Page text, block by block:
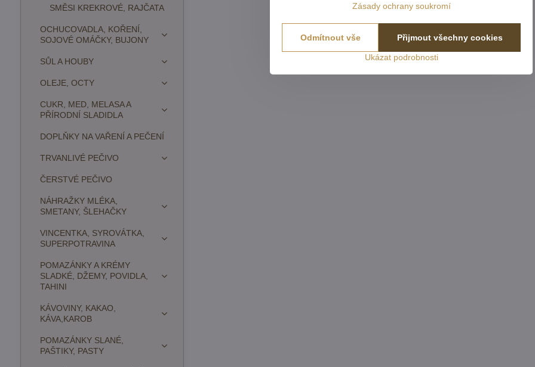
SMĚSI KREKROVÉ, RAJČATA
OCHUCOVADLA, KOŘENÍ,
SOJOVÉ OMÁČKY, BUJONY
SŮL A HOUBY
OLEJE, OCTY
CUKR, MED, MELASA A
PŘÍRODNÍ SLADIDLA
DOPLŇKY NA VAŘENÍ A PEČENÍ
TRVANLIVÉ PEČIVO
ČERSTVÉ PEČIVO
NÁHRAŽKY MLÉKA,
SMETANY, ŠLEHAČKY
VINCENTKA, SYROVÁTKA,
SUPERPOTRAVINA
POMAZÁNKY A KRÉMY
SLADKÉ, DŽEMY, POVIDLA,
TAHINI
KÁVOVINY, KAKAO,
KÁVA,KAROB
POMAZÁNKY SLANÉ,
PAŠTIKY, PASTY
Zásady ochrany soukromí
Ukázat podrobnosti
Přijmout všechny cookies
Odmítnout vše